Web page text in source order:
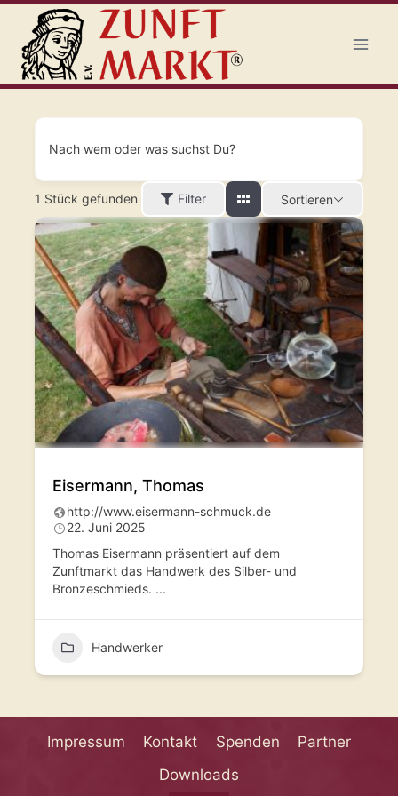
Inhalt
springen
Nach wem oder was suchst Du?
1 Stück gefunden Filter Sortieren
Eisermann, Thomas
http://www.eisermann-schmuck.de
22. Juni 2025
Thomas Eisermann präsentiert auf dem
Zunftmarkt das Handwerk des Silber- und
Bronzeschmieds. ...
Handwerker
Impressum Kontakt Spenden
Partner
Downloads